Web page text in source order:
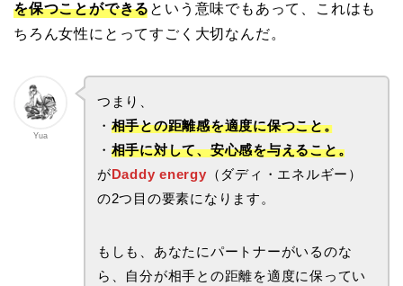
を保つことができる という意味でもあって、これはも
ちろん女性にとってすごく大切なんだ。
Yua
つまり、
・ 相手との距離感を適度に保つこと。
・ 相手に対して、安心感を与えること。
がDaddy energy （ダディ・エネルギー）
の2つ目の要素になります。
もしも、あなたにパートナーがいるのな
ら、自分が相手との距離を適度に保ってい